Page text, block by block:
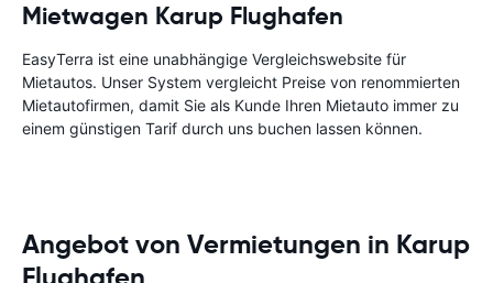
Mietwagen Karup Flughafen
EasyTerra ist eine unabhängige Vergleichswebsite für
Mietautos. Unser System vergleicht Preise von renommierten
Mietautofirmen, damit Sie als Kunde Ihren Mietauto immer zu
einem günstigen Tarif durch uns buchen lassen können.
Angebot von Vermietungen in Karup